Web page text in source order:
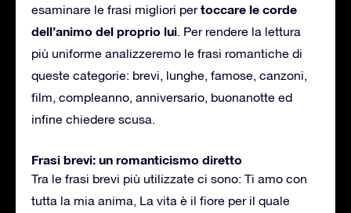
esaminare le frasi migliori pertoccare le corde
dell’animo del proprio lui. Per rendere la lettura
più uniforme analizzeremo le frasi romantiche di
queste categorie: brevi, lunghe, famose, canzoni,
film, compleanno, anniversario, buonanotte ed
infine chiedere scusa.
Frasi brevi: un romanticismo diretto
Tra le frasi brevi più utilizzate ci sono: Ti amo con
tutta la mia anima, La vita è il fiore per il quale